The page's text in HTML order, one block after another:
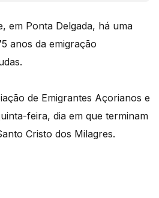
em Ponta Delgada, há uma
anos da emigração
de Emigrantes Açorianos e
feira, dia em que terminam
Cristo dos Milagres.